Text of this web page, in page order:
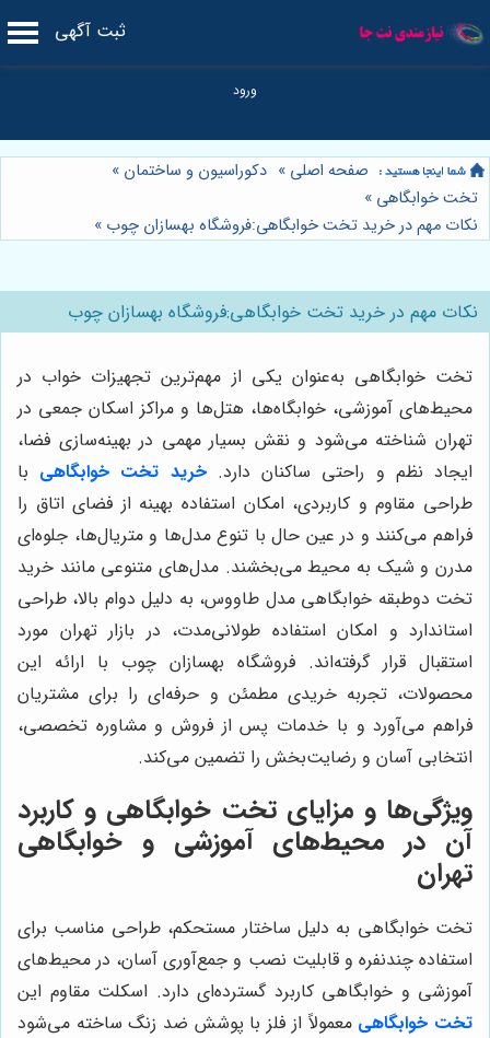
ثبت آگهی
صفحه اصلی » دکوراسیون و ساختمان »
تخت خوابگاهی »
نکات مهم در خرید تخت خوابگاهی:فروشگاه بهسازان چوب »
نکات مهم در خرید تخت خوابگاهی:فروشگاه بهسازان چوب
تخت خوابگاهی به‌عنوان یکی از مهم‌ترین تجهیزات خواب در
محیط‌های آموزشی، خوابگاه‌ها، هتل‌ها و مراکز اسکان جمعی در
تهران شناخته می‌شود و نقش بسیار مهمی در بهینه‌سازی فضا،
ایجاد نظم و راحتی ساکنان دارد.خرید تخت خوابگاهی با
طراحی مقاوم و کاربردی، امکان استفاده بهینه از فضای اتاق را
فراهم می‌کنند و در عین حال با تنوع مدل‌ها و متریال‌ها، جلوه‌ای
مدرن و شیک به محیط می‌بخشند. مدل‌های متنوعی مانند خرید
تخت دوطبقه خوابگاهی مدل طاووس، به دلیل دوام بالا، طراحی
استاندارد و امکان استفاده طولانی‌مدت، در بازار تهران مورد
استقبال قرار گرفته‌اند. فروشگاه بهسازان چوب با ارائه این
محصولات، تجربه خریدی مطمئن و حرفه‌ای را برای مشتریان
فراهم می‌آورد و با خدمات پس از فروش و مشاوره تخصصی،
انتخابی آسان و رضایت‌بخش را تضمین می‌کند.
ویژگی‌ها و مزایای تخت خوابگاهی و کاربرد
آن در محیط‌های آموزشی و خوابگاهی
تهران
تخت خوابگاهی به دلیل ساختار مستحکم، طراحی مناسب برای
استفاده چندنفره و قابلیت نصب و جمع‌آوری آسان، در محیط‌های
آموزشی و خوابگاهی کاربرد گسترده‌ای دارد. اسکلت مقاوم این
تخت خوابگاهی معمولاً از فلز با پوشش ضد زنگ ساخته می‌شود